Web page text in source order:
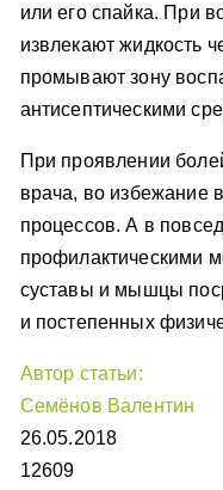
или его спайка. При
извлекают жидкость
промывают зону
антисептическими
При проявлении
врача, во избежание
процессов. А в
профилактическими
суставы и мышцы
и постепенных
Автор статьи:
Семёнов Валентин
26.05.2018
12609